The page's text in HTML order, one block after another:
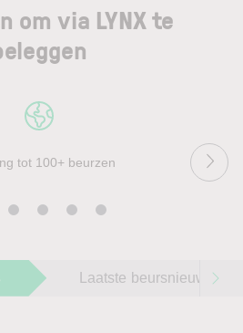
om via LYNX te
tot 100+ beurzen
Laatste beursnieuws